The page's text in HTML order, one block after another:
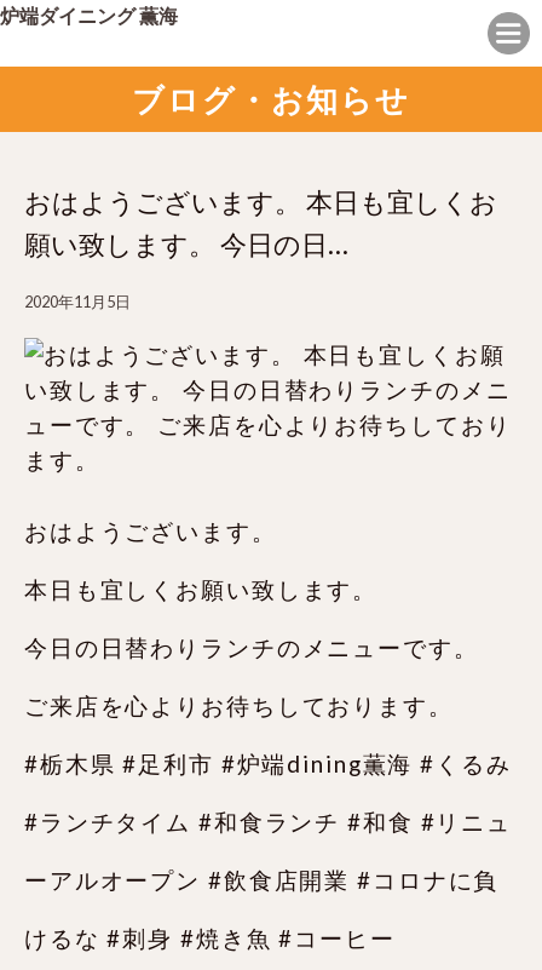
炉端ダイニング 薫海
ブログ・お知らせ
おはようございます。 本日も宜しくお
願い致します。 今日の日…
2020年11月5日
おはようございます。
本日も宜しくお願い致します。
今日の日替わりランチのメニューです。
ご来店を心よりお待ちしております。
#栃木県 #足利市 #炉端dining薫海 #くるみ
#ランチタイム #和食ランチ #和食 #リニュ
ーアルオープン #飲食店開業 #コロナに負
けるな #刺身 #焼き魚 #コーヒー